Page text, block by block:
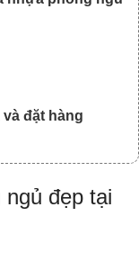
đặt hàng
đẹp tại